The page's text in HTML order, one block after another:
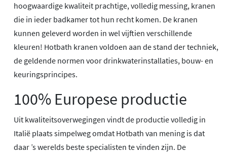
hoogwaardige kwaliteit prachtige, volledig messing, kranen
die in ieder badkamer tot hun recht komen. De kranen
kunnen geleverd worden in wel vijftien verschillende
kleuren! Hotbath kranen voldoen aan de stand der techniek,
de geldende normen voor drinkwaterinstallaties, bouw- en
keuringsprincipes.
100% Europese productie
Uit kwaliteitsoverwegingen vindt de productie volledig in
Italië plaats simpelweg omdat Hotbath van mening is dat
daar ’s werelds beste specialisten te vinden zijn. De